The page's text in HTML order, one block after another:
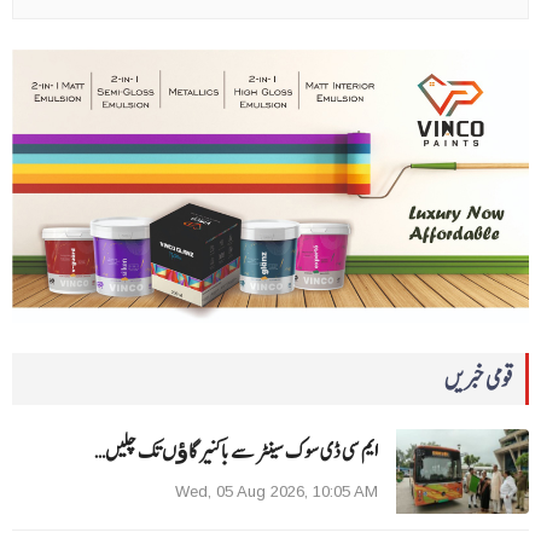
قومی خبریں
ایم سی ڈی سوک سینٹر سے باکنیر گاﺅں تک چلیں…
Wed, 05 Aug 2026, 10:05 AM